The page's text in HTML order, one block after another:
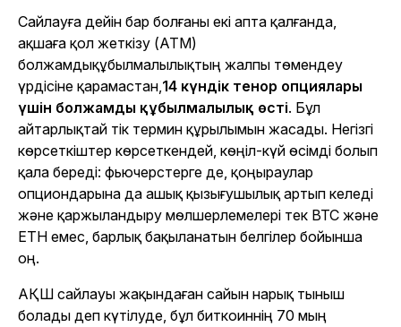
Сайлауға дейін бар болғаны екі апта қалғанда,
ақшаға қол жеткізу (ATM)
болжамдықұбылмалылықтың жалпы төмендеу
үрдісіне қарамастан,14 күндік тенор опциялары
үшін болжамды құбылмалылық өсті. Бұл
айтарлықтай тік термин құрылымын жасады. Негізгі
көрсеткіштер көрсеткендей, көңіл-күй өсімді болып
қала береді: фьючерстерге де, қоңыраулар
опциондарына да ашық қызығушылық артып келеді
және қаржыландыру мөлшерлемелері тек BTC және
ETH емес, барлық бақыланатын белгілер бойынша
оң.
АҚШ сайлауы жақындаған сайын нарық тыныш
болады деп күтілуде, бұл биткоиннің 70 мың